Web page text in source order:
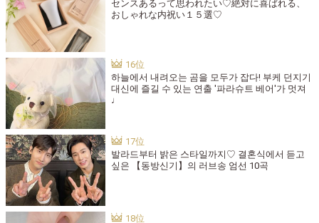
センスあるって思われたい♡絶対に喜ばれる、
おしゃれな内祝い１５選♡
하늘에서 내려오는 곰을 모두가 잡다! 부케 던지기
대신에 즐길 수 있는 연출 '파라슈트 베어'가 멋져
♩
발라드부터 밝은 스타일까지♡ 결혼식에서 듣고
싶은 【동방신기】의 러브송 엄선 10곡